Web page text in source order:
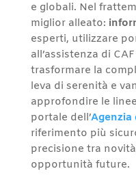
e globali. Nel
miglior alleato:
esperti, utilizzare
all’assistenza di
trasformare la
leva di serenità e
approfondire le
portale dell’Agenzia
riferimento più
precisione tra
opportunità future.